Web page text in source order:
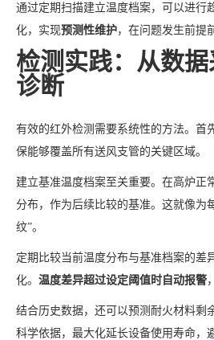
通过定期扫描建立温度档案，可以进行
化，实现预测性维护，在问题发生前提
检测实践：从数
诊断
有效的红外检测需要系统性的方法。首
保能够覆盖所有送风支管的关键区域。
建立基准温度档案至关重要。在高炉正
分布，作为后续比较的基准。这就像为
纹”。
定期比较当前温度分布与基准档案的差
化。 温度差异超过设定阈值时自动报警
结合历史数据，还可以预测耐火材料剩
科学依据，最大化延长设备使用寿命，